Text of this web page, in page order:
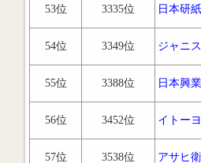
53位 3335位 日本研紙
54位 3349位 ジャニ
55位 3388位 日本興業
56位 3452位 イトー
57位 3538位 アサヒ